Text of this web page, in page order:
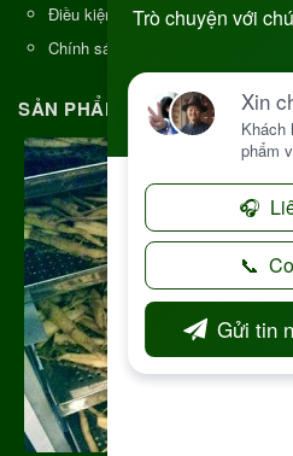
Điều kiện cung cấp hàng hóa
Chính sách kiểm hàng
SẢN PHẨM CHẤT LƯỢNG -